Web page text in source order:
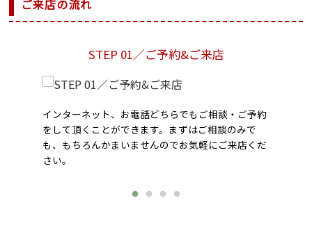
ご来店の流れ
STEP 01／ご予約&ご来店
インターネット、お電話どちらでもご相談・ご予約
をして頂くことができます。まずはご相談のみで
も、もちろんかまいませんのでお気軽にご来店くだ
さい。